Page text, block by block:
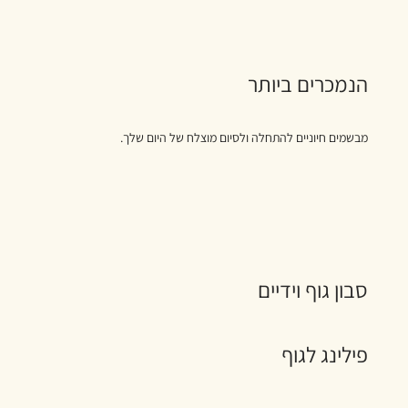
הנמכרים ביותר
מבשמים חיוניים להתחלה ולסיום מוצלח של היום שלך.
סבון גוף וידיים
פילינג לגוף